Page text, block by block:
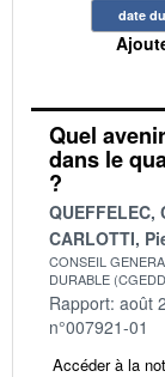
date
Quel
dans le
?
QUEFFELEC,
CARLOTTI,
CONSEIL
DURABLE
Rapport: août
n°007921-01
Accéder à la